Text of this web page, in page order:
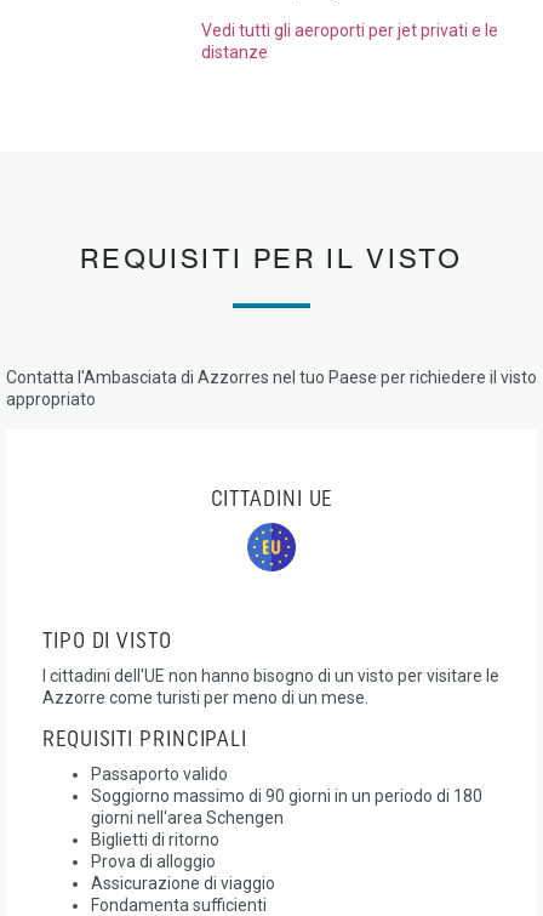
Vedi tutti gli aeroporti per jet privati e le
distanze
REQUISITI PER IL VISTO
Contatta l'Ambasciata di Azzorres nel tuo Paese per richiedere il visto
appropriato
CITTADINI UE
TIPO DI VISTO
I cittadini dell'UE non hanno bisogno di un visto per visitare le
Azzorre come turisti per meno di un mese.
REQUISITI PRINCIPALI
Passaporto valido
Soggiorno massimo di 90 giorni in un periodo di 180
giorni nell'area Schengen
Biglietti di ritorno
Prova di alloggio
Assicurazione di viaggio
Fondamenta sufficienti